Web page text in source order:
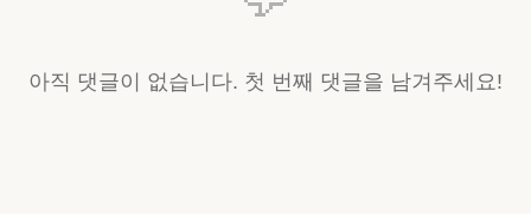
아직 댓글이 없습니다. 첫 번째 댓글을 남겨주세요!